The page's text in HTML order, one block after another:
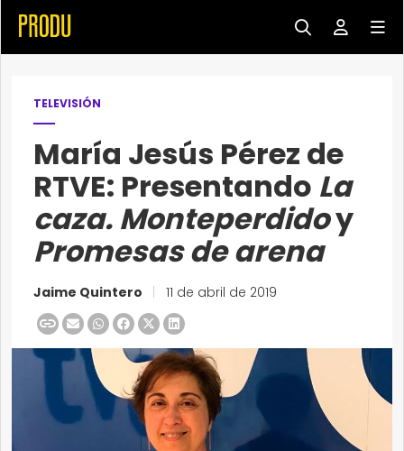
TELEVISIÓN
María Jesús Pérez de
RTVE: Presentando La
caza. Monteperdidoy
Promesas de arena
Jaime Quintero 11 de abril de 2019